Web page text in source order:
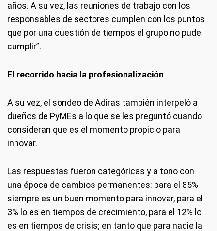
años. A su vez, las reuniones de trabajo con los
responsables de sectores cumplen con los puntos
que por una cuestión de tiempos el grupo no pude
cumplir”.
El recorrido hacia la profesionalización
A su vez, el sondeo de Adiras también interpeló a
dueños de PyMEs a lo que se les preguntó cuando
consideran que es el momento propicio para
innovar.
Las respuestas fueron categóricas y a tono con
una época de cambios permanentes: para el 85%
siempre es un buen momento para innovar, para el
3% lo es en tiempos de crecimiento, para el 12% lo
es en tiempos de crisis; en tanto que para nadie la